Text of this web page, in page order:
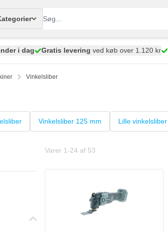
i dag Gratis levering ved køb over 1.120 kr
Vinkelsliber
Vinkelsliber 125 mm Lille vinkelsliber
Varer 1 -24 af 53